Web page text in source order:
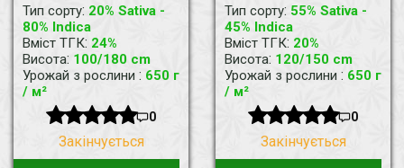
Тип сорту: 20% Sativa -
80% Indica
Вміст ТГК: 24%
Висота: 100/180 cm
Урожай з рослини : 650 г
/ м²
0
Закінчується
Тип сорту: 55% Sativa -
45% Indica
Вміст ТГК: 20%
Висота: 120/150 cm
Урожай з рослини : 650 г
/ м²
0
Закінчується